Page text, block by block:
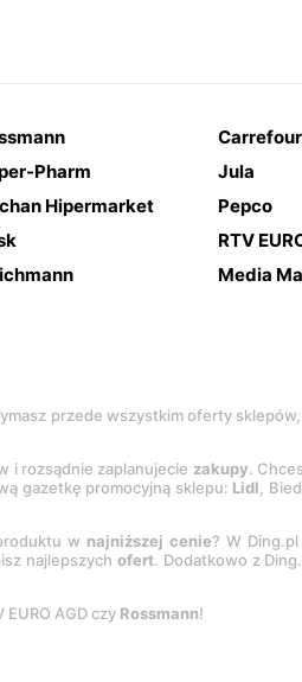
Carrefour
Pharm
Jula
Hipermarket
Pepco
RTV
Media
przede wszystkim oferty
i rozsądnie zaplanujecie zakupy.
gazetkę promocyjną sklepu: Lidl,
w najniższej cenie? W Ding.pl
najlepszychofert. Dodatkowo z
EURO AGD czy Rossmann!